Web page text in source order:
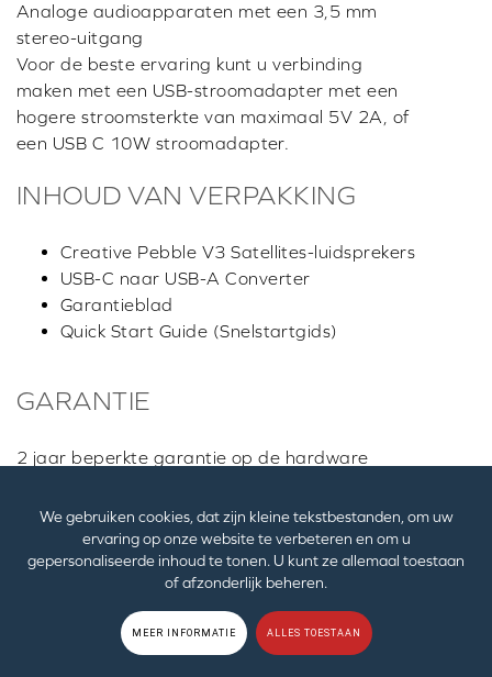
We gebruiken cookies, dat zijn kleine tekstbestanden, om uw
ervaring op onze website te verbeteren en om u
gepersonaliseerde inhoud te tonen. U kunt ze allemaal toestaan
of afzonderlijk beheren.
MEER INFORMATIE ALLES TOESTAAN
Analoge audioapparaten met een 3,5 mm
stereo-uitgang
Voor de beste ervaring kunt u verbinding
maken met een USB-stroomadapter met een
hogere stroomsterkte van maximaal 5V 2A, of
een USB C 10W stroomadapter.
INHOUD VAN VERPAKKING
Creative Pebble V3 Satellites-luidsprekers
USB-C naar USB-A Converter
Garantieblad
Quick Start Guide (Snelstartgids)
GARANTIE
2 jaar beperkte garantie op de hardware
DOWNLOADS
Drivers downloaden
EIGENAARHANDLEIDING / veiligheidsinformatie en
voorschriften